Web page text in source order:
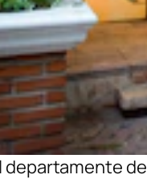
departamente